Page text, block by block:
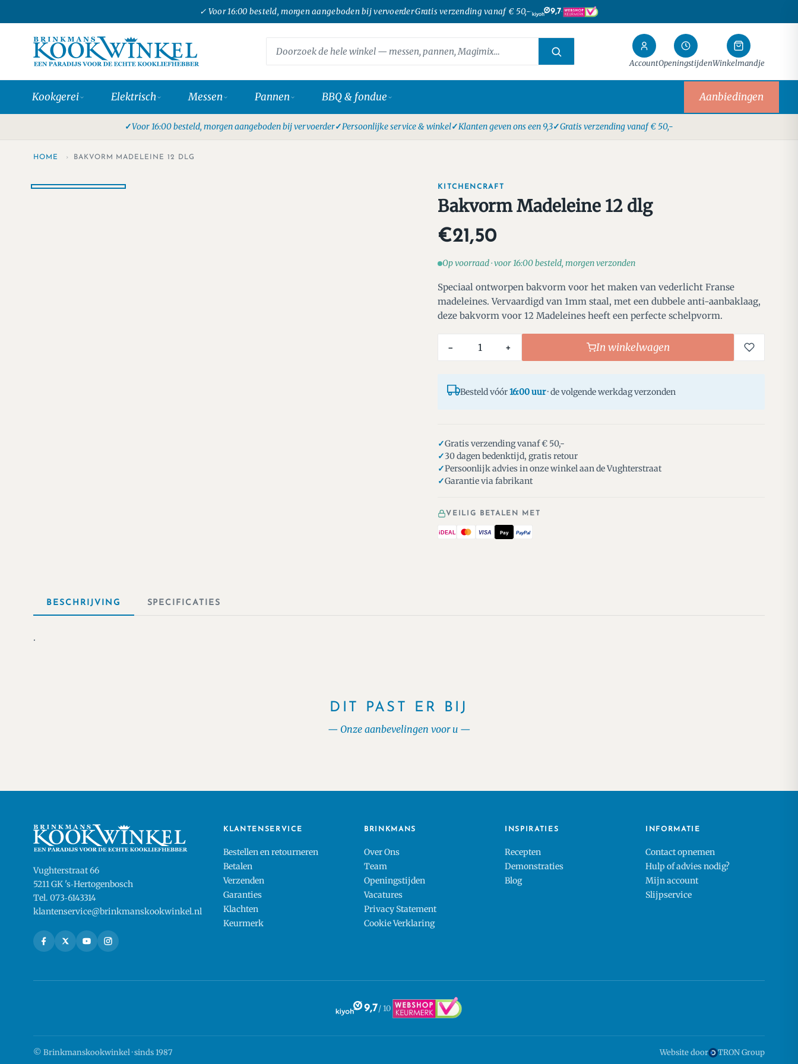
✓ Voor 16:00 besteld, morgen aangeboden bij vervoerder·Gratis verzending vanaf € 50,-· 9,7·
AccountOpeningstijdenWinkelmandje
Kookgerei Elektrisch Messen Pannen BBQ & fondue Aanbiedingen
Voor 16:00 besteld, morgen aangeboden bij vervoerder Persoonlijke service & winkel Klanten geven ons een 9,3 Gratis verzending vanaf € 50,-
HOME › BAKVORM MADELEINE 12 DLG
KITCHENCRAFT
Bakvorm Madeleine 12 dlg
€21,50
Op voorraad · voor 16:00 besteld, morgen verzonden
Speciaal ontworpen bakvorm voor het maken van vederlicht Franse
madeleines. Vervaardigd van 1mm staal, met een dubbele anti-aanbaklaag,
deze bakvorm voor 12 Madeleines heeft een perfecte schelpvorm.
− + In winkelwagen
Besteld vóór16:00 uur· de volgende werkdag verzonden
Gratis verzending vanaf € 50,-
30 dagen bedenktijd, gratis retour
Persoonlijk advies in onze winkel aan de Vughterstraat
Garantie via fabrikant
VEILIG BETALEN MET
iDEAL VISA Pay PayPal
BESCHRIJVING SPECIFICATIES
.
DIT PAST ER BIJ
Onze aanbevelingen voor u
Vughterstraat 66
5211 GK 's‑Hertogenbosch
Tel. 073‑6143314
klantenservice@brinkmanskookwinkel.nl
KLANTENSERVICE
Bestellen en retourneren
Betalen
Verzenden
Garanties
Klachten
Keurmerk
BRINKMANS
Over Ons
Team
Openingstijden
Vacatures
Privacy Statement
Cookie Verklaring
INSPIRATIES
Recepten
Demonstraties
Blog
INFORMATIE
Contact opnemen
Hulp of advies nodig?
Mijn account
Slijpservice
9,7/ 10
© Brinkmanskookwinkel · sinds 1987 Website door TRON Group